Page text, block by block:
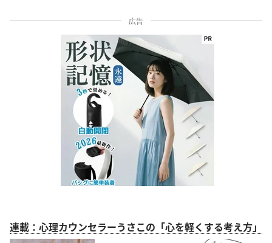
広告
連載：心理カウンセラーうさこの「心を軽くする考え方」